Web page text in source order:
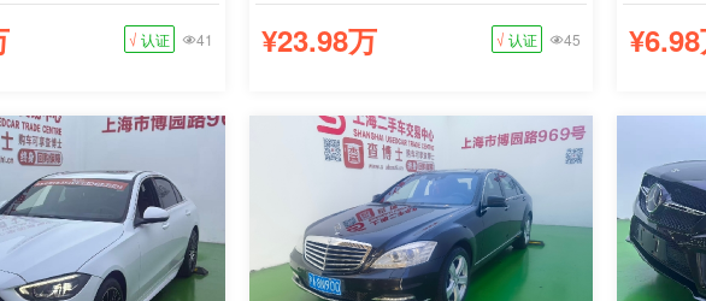
√ 认证 41 ¥23.98万 √ 认证 45